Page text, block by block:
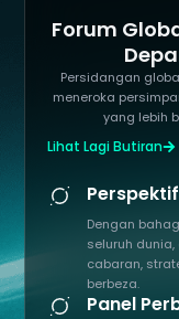
Forum
Persidangan
meneroka
yang lebih
Lihat Lagi Butiran
Dengan
seluruh
cabaran,
berbeza.​
Panel